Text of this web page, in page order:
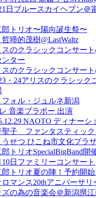
日ブルースカイヘブン＠
郎トリオ〜陽向誕生祭〜
哲啼的茂樹@LastWaltz
スのクラシックコンサー
ンター
スのクラシックコンサー
・24アリスのクラシック
フォル・ジュルネ新潟
音楽ブラボー 出演
NAOTO ディナーシ
聖子 ファンタスティック
うせつ ひこね市文化プラ
トリオSpecialBigBand開
10日ファミリーコンサート
郎トリオ夏の陣！予約開
ロマンス20thアニバーサリ
ズの為の音楽会＠新潟県